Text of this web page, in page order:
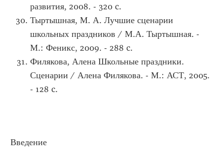
развития, 2008. - 320 c.
Тыртышная, М. А. Лучшие сценарии
школьных праздников / М.А. Тыртышная. -
М.: Феникс, 2009. - 288 c.
Филякова, Алена Школьные праздники.
Сценарии / Алена Филякова. - М.: АСТ, 2005.
- 128 c.
Введение